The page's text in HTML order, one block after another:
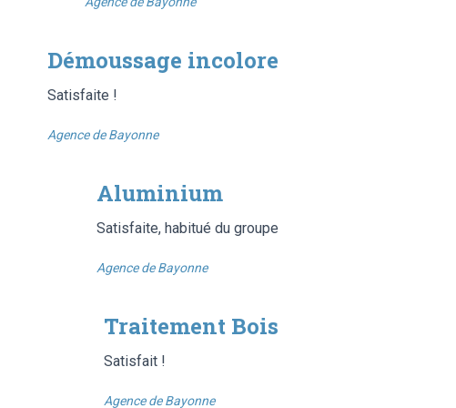
Démoussage incolore
Satisfaite !
Agence de Bayonne
Aluminium
Satisfaite, habitué du groupe
Agence de Bayonne
Traitement Bois
Satisfait !
Agence de Bayonne